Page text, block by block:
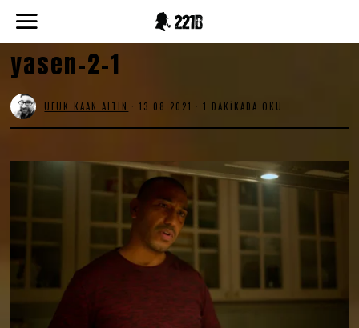
yasen-2-1
UFUK KAAN ALTIN 13.08.2021 1 DAKIKADA OKU